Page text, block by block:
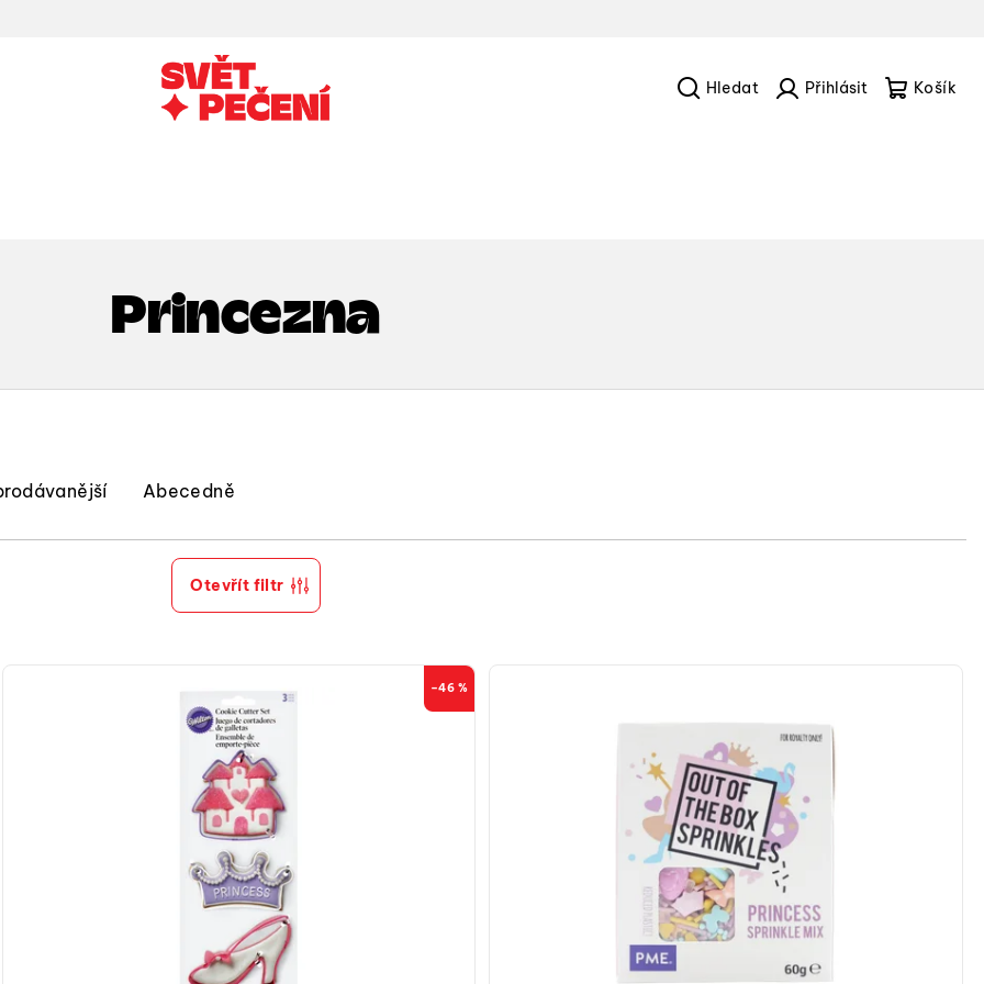
Princezna
Abecedně
Otevřít filtr
–46 %